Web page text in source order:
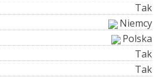
Tak
Niemcy
Polska
Tak
Tak